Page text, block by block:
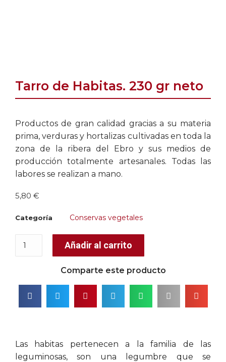
Tarro de Habitas. 230 gr neto
Productos de gran calidad gracias a su materia
prima, verduras y hortalizas cultivadas en toda la
zona de la ribera del Ebro y sus medios de
producción totalmente artesanales. Todas las
labores se realizan a mano.
5,80 €
Categoría Conservas vegetales
Añadir al carrito
Comparte este producto
Las habitas pertenecen a la familia de las
leguminosas, son una legumbre que se